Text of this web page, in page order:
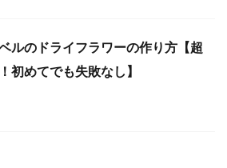
ルのドライフラワーの作り方【超
初めてでも失敗なし】